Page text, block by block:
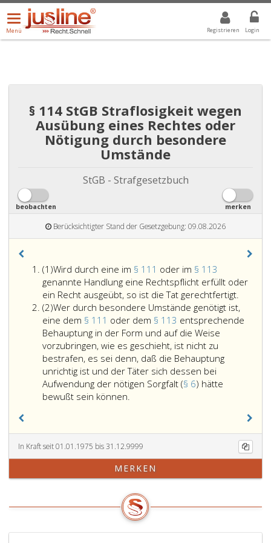
Registrieren Login
Menü
öffnen/schließen
Menü
ALLE DROPDOWN: GEWÄHLTER WERT IST ALLE
§ 114 StGB Straflosigkeit wegen
Ausübung eines Rechtes oder
Nötigung durch besondere
Umstände
StGB - Strafgesetzbuch
beobachten merken
Berücksichtigter Stand der Gesetzgebung: 09.08.2026
(1)Absatz
eins
Wird durch eine im § 111 oder im § 113
genannte Handlung eine Rechtspflicht erfüllt oder
ein Recht ausgeübt, so ist die Tat gerechtfertigt.
durch
eine
eine
Recht
so
(2)Absatz
2
Wer durch besondere Umstände genötigt ist,
eine dem § 111 oder dem § 113 entsprechende
Behauptung in der Form und auf die Weise
vorzubringen, wie es geschieht, ist nicht zu
bestrafen, es sei denn, daß die Behauptung
unrichtig ist und der Täter sich dessen bei
Aufwendung der nötigen Sorgfalt (§ 6) hätte
bewußt sein können.
Umstände
genötigt
ist,
eine
Paragraph
111,
oder
dem
In Kraft seit 01.01.1975 bis 31.12.9999
MERKEN